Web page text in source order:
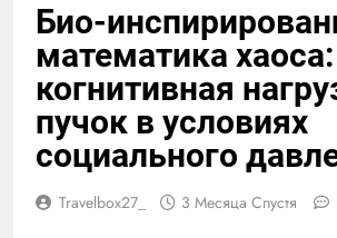
Био-
математика хаоса:
когнитивная
пучок в условиях
социального
Travelbox27_ 3 Месяца Спустя